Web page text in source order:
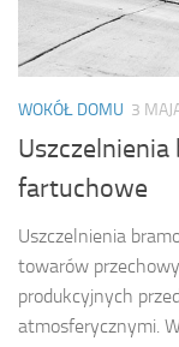
WOKÓŁ DOMU 3
fartuchowe
Uszczelnienia
towarów
produkcyjnych
atmosferycznymi.